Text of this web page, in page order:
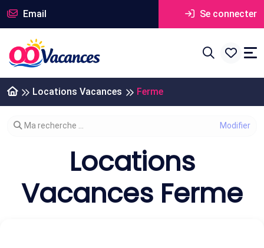
Email Se connecter
Locations Vacances Ferme
Modifier votre recherche
Ma recherche ...
Locations
Vacances Ferme